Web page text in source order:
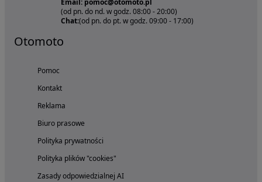
Email: pomoc@otomoto.pl
(od pn. do nd. w godz. 08:00 - 20:00)
Chat:(od pn. do pt. w godz. 09:00 - 17:00)
Otomoto
Pomoc
Kontakt
Reklama
Biuro prasowe
Polityka prywatności
Polityka plików "cookies"
Zasady odpowiedzialnej AI